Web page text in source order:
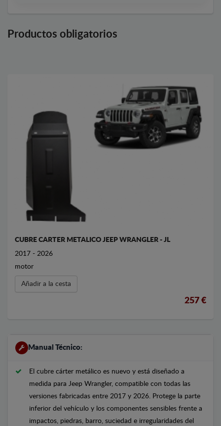
Productos obligatorios
CUBRE CARTER METALICO JEEP WRANGLER - JL
2017 - 2026
motor
Añadir a la cesta
257 €
Manual Técnico:
El cubre cárter metálico es nuevo y está diseñado a
medida para Jeep Wrangler, compatible con todas las
versiones fabricadas entre 2017 y 2026. Protege la parte
inferior del vehículo y los componentes sensibles frente a
impactos, piedras, barro, suciedad e irregularidades del